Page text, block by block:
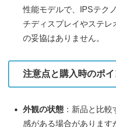
性能モデルで、IPSテク
チディスプレイやステレ
の妥協はありません。
注意点と購入時のポイ
外観の状態 ：新品と比
感がある場合があります